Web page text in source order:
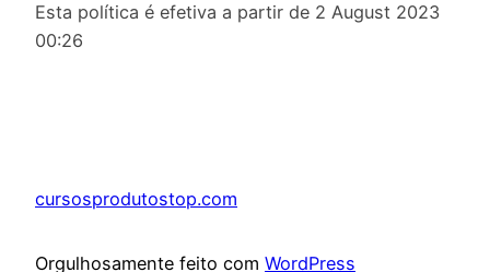
Esta política é efetiva a partir de 2 August 2023
00:26
cursosprodutostop.com
Orgulhosamente feito com WordPress